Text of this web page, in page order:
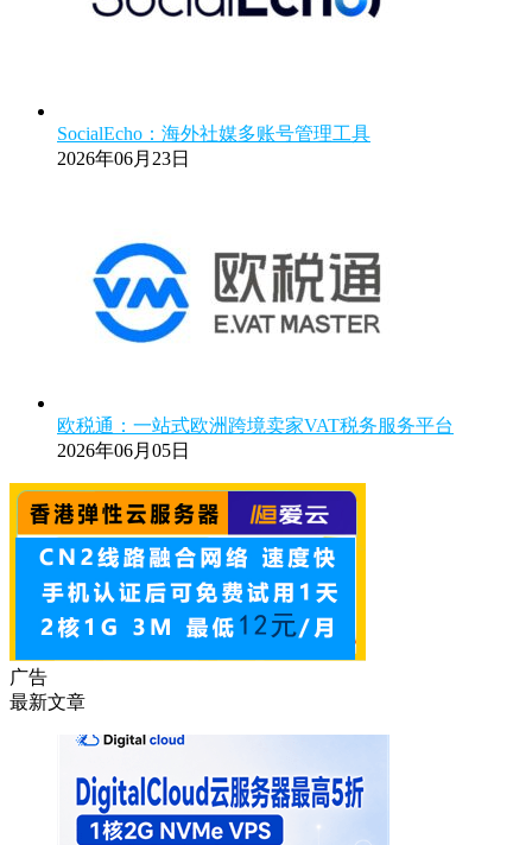
SocialEcho：海外社媒多账号管理工具
2026年06月23日
欧税通：一站式欧洲跨境卖家VAT税务服务平台
2026年06月05日
广告
最新文章